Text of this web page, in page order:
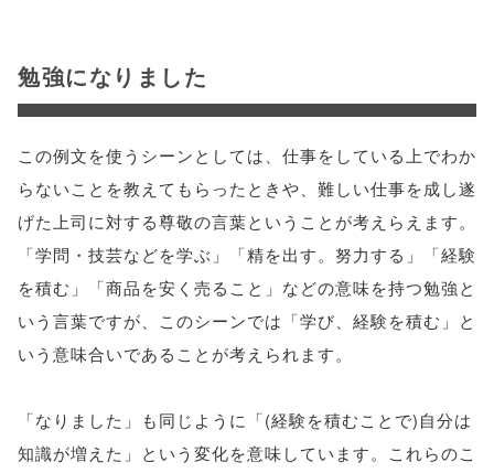
勉強になりました
この例文を使うシーンとしては、仕事をしている上でわか
らないことを教えてもらったときや、難しい仕事を成し遂
げた上司に対する尊敬の言葉ということが考えらえます。
「学問・技芸などを学ぶ」「精を出す。努力する」「経験
を積む」「商品を安く売ること」などの意味を持つ勉強と
いう言葉ですが、このシーンでは「学び、経験を積む」と
いう意味合いであることが考えられます。
「なりました」も同じように「(経験を積むことで)自分は
知識が増えた」という変化を意味しています。これらのこ